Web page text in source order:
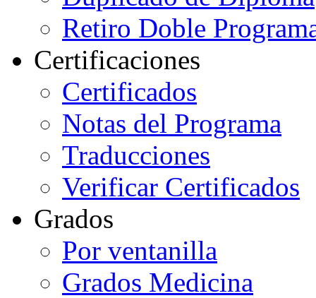
Retiro Doble
Certificaciones
Certificados
Notas del Programa
Traducciones
Verificar Certificados
Grados
Por ventanilla
Grados Medicina